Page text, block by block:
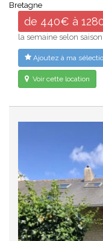
Bretagne
de 440€ à
la semaine selon saison
Ajoutez à ma
Voir cette location